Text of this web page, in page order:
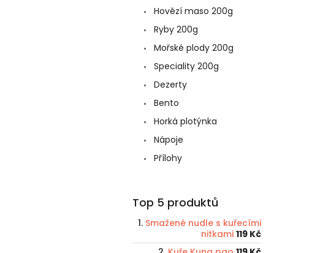
Hovězí maso 200g
Ryby 200g
Mořské plody 200g
Speciality 200g
Dezerty
Bento
Horká plotýnka
Nápoje
Přílohy
Top 5 produktů
Smažené nudle s kuřecími
nitkami 119 Kč